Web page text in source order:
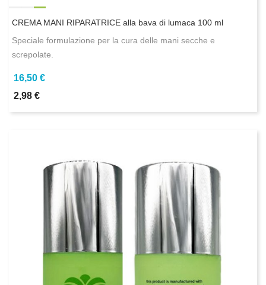
CREMA MANI RIPARATRICE alla bava di lumaca 100 ml
Speciale formulazione per la cura delle mani secche e
screpolate.
16,50 €
2,98 €